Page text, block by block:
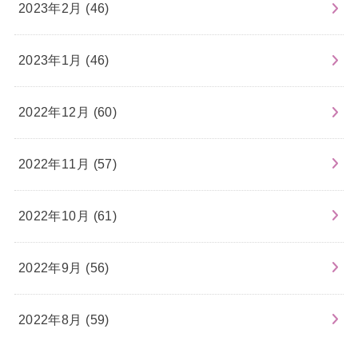
2023年2月 (46)
2023年1月 (46)
2022年12月 (60)
2022年11月 (57)
2022年10月 (61)
2022年9月 (56)
2022年8月 (59)